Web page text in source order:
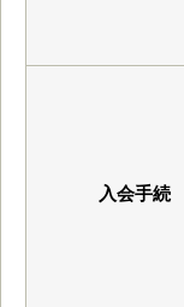
入会手続